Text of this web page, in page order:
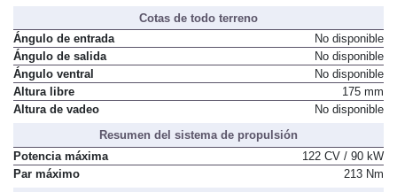
Cotas de todo terreno
Ángulo de entrada
No disponible
Ángulo de salida
No disponible
Ángulo ventral
No disponible
Altura libre
175 mm
Altura de vadeo
No disponible
Resumen del sistema de propulsión
Potencia máxima
122 CV / 90 kW
Par máximo
213 Nm